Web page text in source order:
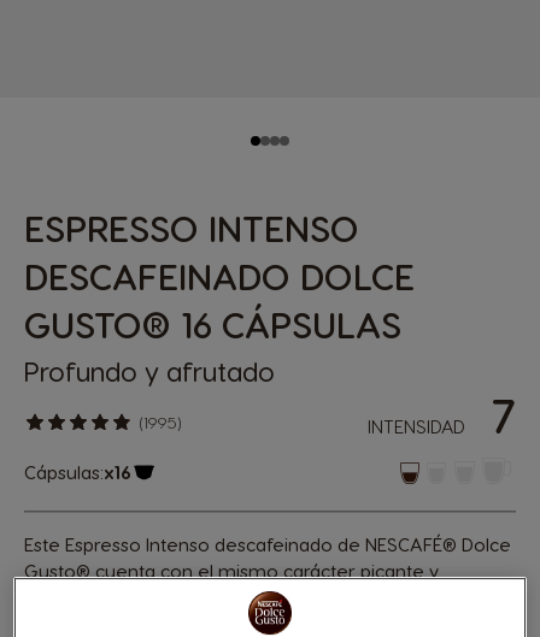
ESPRESSO INTENSO
DESCAFEINADO DOLCE
GUSTO® 16 CÁPSULAS
Profundo y afrutado
INTENSIDAD 7
(1995)
Cápsulas:x16
Este Espresso Intenso descafeinado de NESCAFÉ® Dolce
Gusto® cuenta con el mismo carácter picante y
afrutado que el espresso intenso, pero descafeinado,
con una generosa capa de crema. Un espresso de